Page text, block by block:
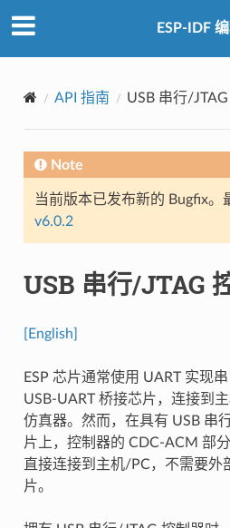
ESP-IDF
API 指南 USB 串行/
Note
当前版本已发布新的 Bugfix。
v6.0.2
USB 串行/JTAG
[English]
ESP 芯片通常使用 UART 实现
USB-UART 桥接芯片，连接到
仿真器。然而，在具有 USB 串
片上，控制器的 CDC-ACM 部
直接连接到主机/PC，不需要外
片。